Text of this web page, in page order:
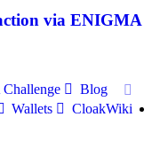
via ENIGMA
Blog
Wallets CloakWiki